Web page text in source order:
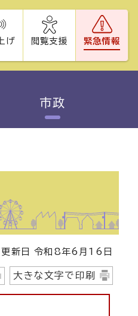
げ 閲覧支援 緊急情報
市政
新日 令和8年6月16日
大きな文字で印刷